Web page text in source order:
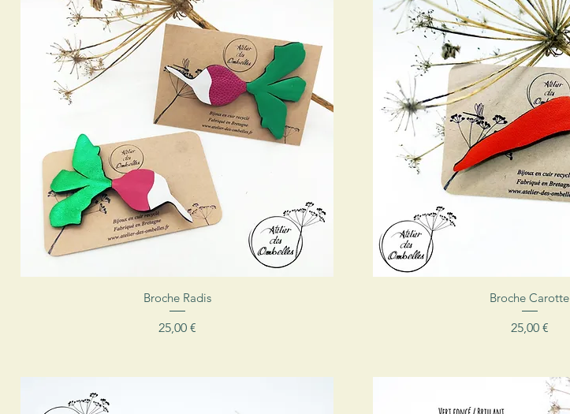
Aperçu rapide
Broche Radis
Prix
25,00 €
Aperçu rapide
Broche Carotte
Prix
25,00 €